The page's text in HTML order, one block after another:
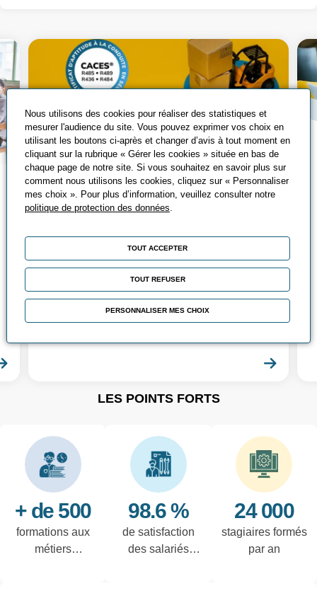
Tout savoir sur le
CACES®
Qu’est-ce que le CACES® ? Découvrez
les différents CACES®, leurs avantages
et comment les passer ?
Chez Promeo, vous pouvez suivre
différentes formations CACES® adaptées
LES POINTS FORTS
+ de 500
formations aux
métiers
98.6 %
de satisfaction
des salariés
24 000
stagiaires formés
par an
Nous utilisons des cookies pour réaliser des statistiques et
mesurer l'audience du site. Vous pouvez exprimer vos choix en
utilisant les boutons ci-après et changer d’avis à tout moment en
cliquant sur la rubrique « Gérer les cookies » située en bas de
chaque page de notre site. Si vous souhaitez en savoir plus sur
comment nous utilisons les cookies, cliquez sur « Personnaliser
mes choix ». Pour plus d’information, veuillez consulter notre
politique de protection des données.
TOUT ACCEPTER
TOUT REFUSER
PERSONNALISER MES CHOIX